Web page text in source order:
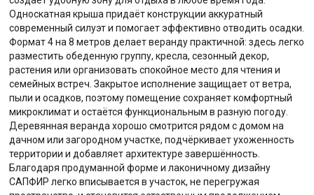
Односкатная крыша придаёт конструкции аккуратный
современный силуэт и помогает эффективно отводить осадки.
Формат 4 на 8 метров делает веранду практичной: здесь легко
разместить обеденную группу, кресла, сезонный декор,
растения или организовать спокойное место для чтения и
семейных встреч. Закрытое исполнение защищает от ветра,
пыли и осадков, поэтому помещение сохраняет комфортный
микроклимат и остаётся функциональным в разную погоду.
Деревянная веранда хорошо смотрится рядом с домом на
дачном или загородном участке, подчёркивает ухоженность
территории и добавляет архитектуре завершённость.
Благодаря продуманной форме и лаконичному дизайну
САПФИР легко вписывается в участок, не перегружая